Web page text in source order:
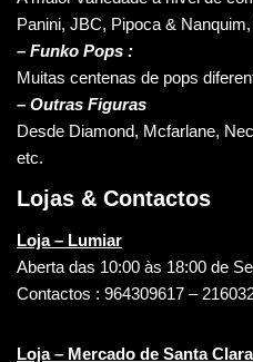
Panini, JBC, Pipoca &
– Funko Pops :
Muitas centenas de pops
– Outras Figuras
Desde Diamond, Mcfarlane,
etc.
Lojas & Contactos
Loja – Lumiar
Aberta das 10:00 às 18:00 de
Contactos : 964309617 –
Loja – Mercado de Santa Clara